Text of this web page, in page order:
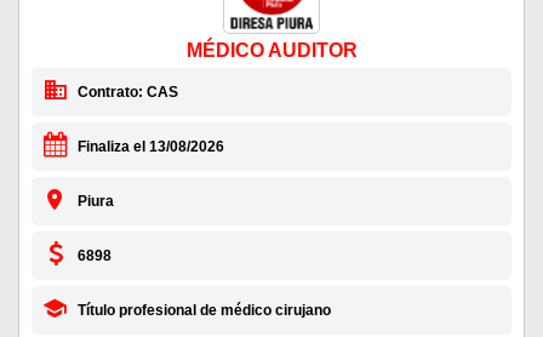
MÉDICO AUDITOR
Contrato: CAS
Finaliza el 13/08/2026
Piura
6898
Título profesional de médico cirujano